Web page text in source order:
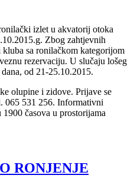
izlet u akvatorij otoka
Zbog zahtjevnih
sa ronilačkom kategorijom
rezervaciju. U slučaju lošeg
od 21-25.10.2015.
olupine i zidove. Prijave se
065 531 256. Informativni
časova u prostorijama
RONJENJE